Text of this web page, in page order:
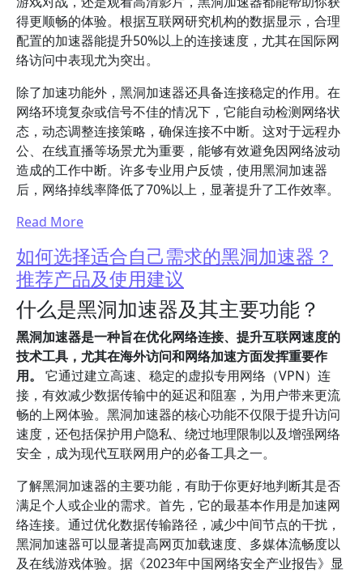
得更顺畅的体验。根据互联网研究机构的数据显示，合理
配置的加速器能提升50%以上的连接速度，尤其在国际网
络访问中表现尤为突出。
除了加速功能外，黑洞加速器还具备连接稳定的作用。在
网络环境复杂或信号不佳的情况下，它能自动检测网络状
态，动态调整连接策略，确保连接不中断。这对于远程办
公、在线直播等场景尤为重要，能够有效避免因网络波动
造成的工作中断。许多专业用户反馈，使用黑洞加速器
后，网络掉线率降低了70%以上，显著提升了工作效率。
Read More
如何选择适合自己需求的黑洞加速器？
推荐产品及使用建议
什么是黑洞加速器及其主要功能？
黑洞加速器是一种旨在优化网络连接、提升互联网速度的
技术工具，尤其在海外访问和网络加速方面发挥重要作
用。
它通过建立高速、稳定的虚拟专用网络（VPN）连
接，有效减少数据传输中的延迟和阻塞，为用户带来更流
畅的上网体验。黑洞加速器的核心功能不仅限于提升访问
速度，还包括保护用户隐私、绕过地理限制以及增强网络
安全，成为现代互联网用户的必备工具之一。
了解黑洞加速器的主要功能，有助于你更好地判断其是否
满足个人或企业的需求。首先，它的最基本作用是加速网
络连接。通过优化数据传输路径，减少中间节点的干扰，
黑洞加速器可以显著提高网页加载速度、多媒体流畅度以
及在线游戏体验。据《2023年中国网络安全产业报告》显